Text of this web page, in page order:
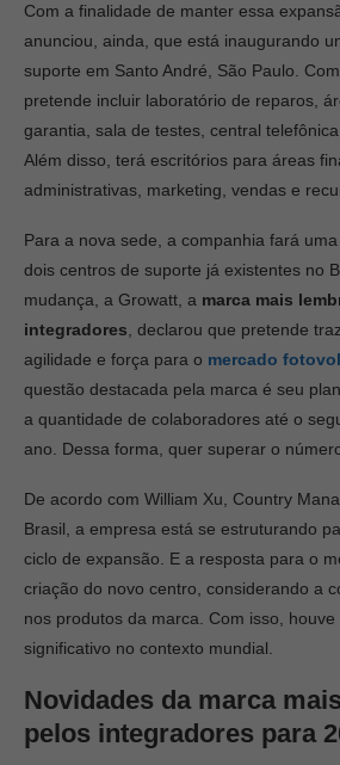
Com a finalidade de manter essa
anunciou, ainda, que está inaugurando
suporte em Santo André, São Paulo.
pretende incluir laboratório de reparos,
garantia, sala de testes, central
Além disso, terá escritórios para áreas
administrativas, marketing, vendas e
Para a nova sede, a companhia fará
dois centros de suporte já existentes no
mudança, a Growatt, a marca mais
integradores , declarou que pretende
agilidade e força para o mercado
questão destacada pela marca é seu
a quantidade de colaboradores até o
ano. Dessa forma, quer superar o
De acordo com William Xu, Country
Brasil, a empresa está se estruturando
ciclo de expansão. E a resposta para o
criação do novo centro, considerando a
nos produtos da marca. Com isso,
significativo no contexto mundial.
Novidades da marca
pelos integradores para